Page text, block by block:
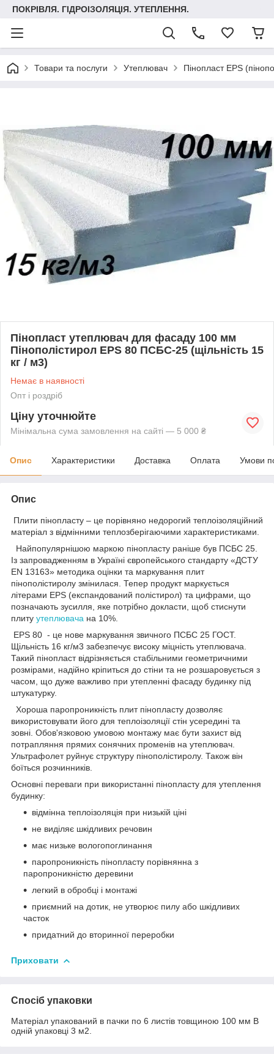
ПОКРІВЛЯ. ГІДРОІЗОЛЯЦІЯ. УТЕПЛЕННЯ.
Товари та послуги Утеплювач Пінопласт EPS
Пінопласт утеплювач для фасаду 100 мм
Пінополістирол EPS 80 ПСБС-25 (щільність 15
кг / м3)
Немає в наявності
Опт і роздріб
Ціну уточнюйте
Мінімальна сума замовлення на сайті — 5 000 ₴
Опис Характеристики Доставка Оплата Умови
Опис
Плити пінопласту – це порівняно недорогий теплоізоляційний
матеріал з відмінними теплозберігаючими характеристиками.
Найпопулярнішою маркою пінопласту раніше був ПСБС 25.
Із запровадженням в Україні європейського стандарту «ДСТУ
EN 13163» методика оцінки та маркування плит
пінополістиролу змінилася. Тепер продукт маркується
літерами EPS (експандований полістирол) та цифрами, що
позначають зусилля, яке потрібно докласти, щоб стиснути
плиту утеплювача на 10%.
EPS 80 - це нове маркування звичного ПСБС 25 ГОСТ.
Щільність 16 кг/м3 забезпечує високу міцність утеплювача.
Такий пінопласт відрізняється стабільними геометричними
розмірами, надійно кріпиться до стіни та не розшаровується з
часом, що дуже важливо при утепленні фасаду будинку під
штукатурку.
Хороша паропроникність плит пінопласту дозволяє
використовувати його для теплоізоляції стін усередині та
зовні. Обов'язковою умовою монтажу має бути захист від
потрапляння прямих сонячних променів на утеплювач.
Ультрафолет руйнує структуру пінополістиролу. Також він
боїться розчинників.
Основні переваги при використанні пінопласту для утеплення
будинку:
відмінна теплоізоляція при низькій ціні
не виділяє шкідливих речовин
має низьке вологопоглинання
паропроникність пінопласту порівнянна з
паропроникністю деревини
легкий в обробці і монтажі
приємний на дотик, не утворює пилу або шкідливих
часток
придатний до вторинної переробки
Приховати
Спосіб упаковки
Матеріал упакований в пачки по 6 листів товщиною 100 мм В
одній упаковці 3 м2.